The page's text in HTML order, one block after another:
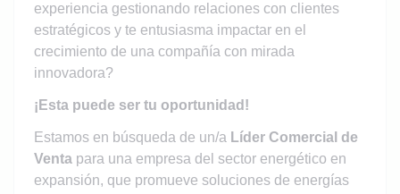
experiencia gestionando relaciones con clientes
estratégicos y te entusiasma impactar en el
crecimiento de una compañía con mirada
innovadora?
¡Esta puede ser tu oportunidad!
Estamos en búsqueda de un/a Líder Comercial de
Venta para una empresa del sector energético en
expansión, que promueve soluciones de energías